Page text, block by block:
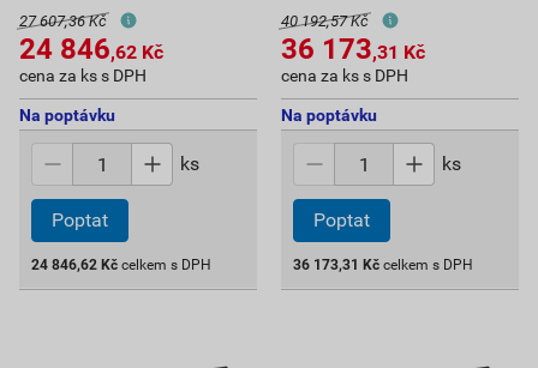
27 607,36 Kč
24 846,62 Kč
cena za ks s DPH
Na poptávku
ks
Poptat
24 846,62 Kč celkem s DPH
40 192,57 Kč
36 173,31 Kč
cena za ks s DPH
Na poptávku
ks
Poptat
36 173,31 Kč celkem s DPH